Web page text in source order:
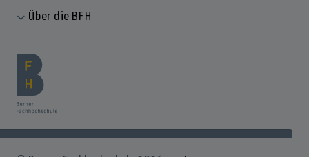
Über die BFH